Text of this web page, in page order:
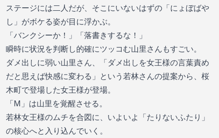
ステージには二人だが、そこにいないはずの「にょぼばや
し」がボケる姿が目に浮かぶ。
「バンクシーか！」「落書きするな！」
瞬時に状況を判断し的確にツッコむ山里さんもすごい。
ダメ出しに弱い山里さん、「ダメ出しを女王様の言葉責め
だと思えば快感に変わる」という若林さんの提案から、桜
木町で登場した女王様が登場。
「М」は山里を覚醒させる。
若林女王様のムチを合図に、いよいよ「たりないふたり」
の核心へと入り込んでいく。